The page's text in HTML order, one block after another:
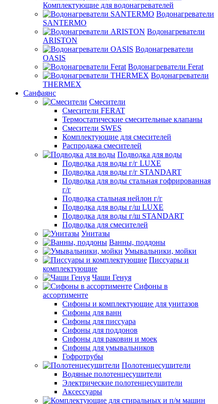
Комплектующие для водонагревателей
Водонагреватели
SANTERMO
Водонагреватели
ARISTON
Водонагреватели
OASIS
Водонагреватели Ferat
Водонагреватели
THERMEX
Санфаянс
Смесители
Смесители FERAT
Термостатические смесительные клапаны
Смесители SWES
Комплектующие для смесителей
Распродажа смесителей
Подводка для воды
Подводка для воды г/г LUXE
Подводка для воды г/г STANDART
Подводка для воды стальная гофрированная
г/г
Подводка стальная нейлон г/г
Подводка для воды г/ш LUXE
Подводка для воды г/ш STANDART
Подводка для смесителей
Унитазы
Ванны, поддоны
Умывальники, мойки
Писсуары и
комплектующие
Чаши Генуя
Сифоны в
ассортименте
Сифоны и комплектующие для унитазов
Сифоны для ванн
Сифоны для писсуара
Сифоны для поддонов
Сифоны для раковин и моек
Сифоны для умывальников
Гофротрубы
Полотенцесушители
Водяные полотенцесушители
Электрические полотенцесушители
Аксессуары